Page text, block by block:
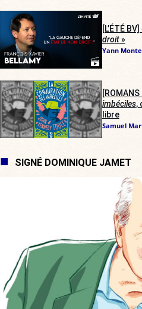
[L’ÉTÉ BV]
droit»
Yann
[ROMANS
imbéciles,
libre
Samuel
SIGNÉ DOMINIQUE JAMET